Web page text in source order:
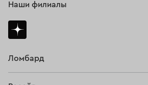
Ломбард
Наши филиалы